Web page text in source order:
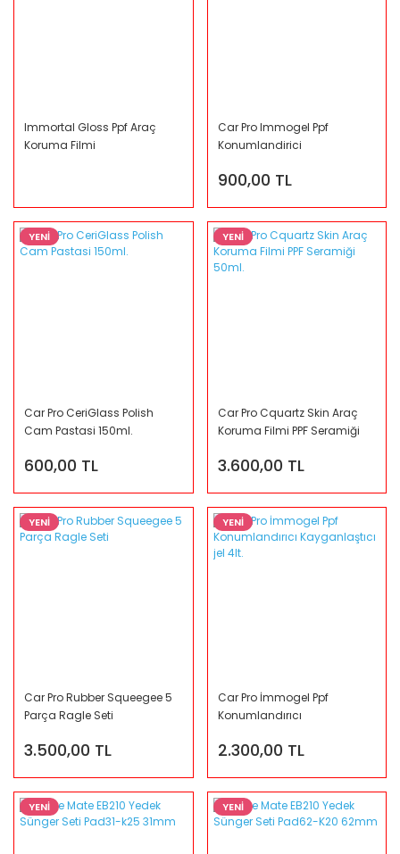
Immortal Gloss Ppf Araç
Koruma Filmi
Car Pro Immogel Ppf
Konumlandirici
900,00 TL
YENİ
Car Pro CeriGlass Polish
Cam Pastasi 150ml.
600,00 TL
YENİ
Car Pro Cquartz Skin Araç
Koruma Filmi PPF Seramiği
3.600,00 TL
YENİ
Car Pro Rubber Squeegee 5
Parça Ragle Seti
3.500,00 TL
YENİ
Car Pro İmmogel Ppf
Konumlandırıcı
2.300,00 TL
YENİ YENİ